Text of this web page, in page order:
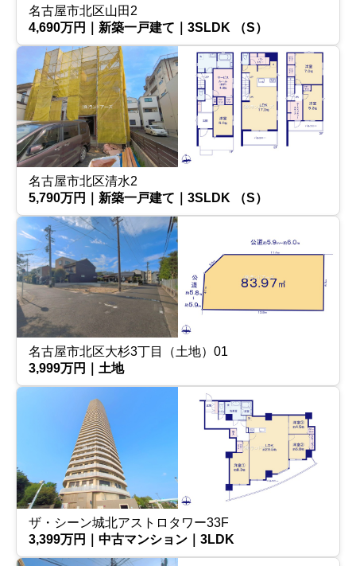
名古屋市北区山田2
4,690万円｜新築一戸建て｜3SLDK （S）
名古屋市北区清水2
5,790万円｜新築一戸建て｜3SLDK （S）
名古屋市北区大杉3丁目（土地）01
3,999万円｜土地
ザ・シーン城北アストロタワー33F
3,399万円｜中古マンション｜3LDK